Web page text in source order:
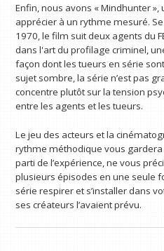
Enfin, nous avons « Mindhunter
apprécier à un rythme mesuré.
1970, le film suit deux agents du
dans l'art du profilage criminel,
façon dont les tueurs en série
sujet sombre, la série n’est pas
concentre plutôt sur la tension
entre les agents et les tueurs.
Le jeu des acteurs et la
rythme méthodique vous
parti de l’expérience, ne vous
plusieurs épisodes en une seule
série respirer et s’installer dans
ses créateurs l’avaient prévu.